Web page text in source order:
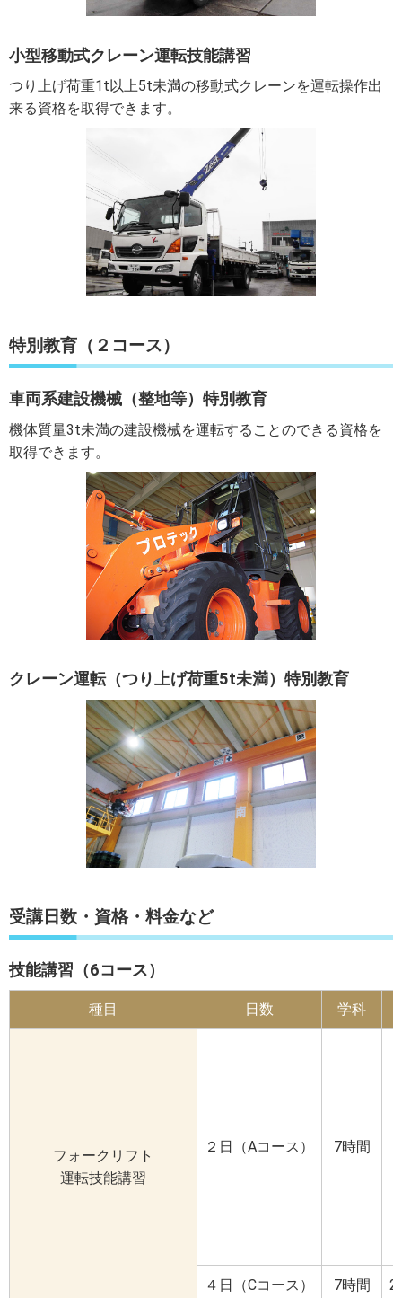
小型移動式クレーン運転技能講習
つり上げ荷重1t以上5t未満の移動式クレーンを運転操作出
来る資格を取得できます。
特別教育（２コース）
車両系建設機械（整地等） 特別教育
機体質量3t未満の建設機械を運転することのできる資格を
取得できます。
クレーン運転（つり上げ荷重5t未満）特別教育
受講日数・資格・料金など
技能講習（6コース）
種目 日数 学科
フォークリフト
運転技能講習
２日（Aコース） 7時間
４日（Cコース） 7時間